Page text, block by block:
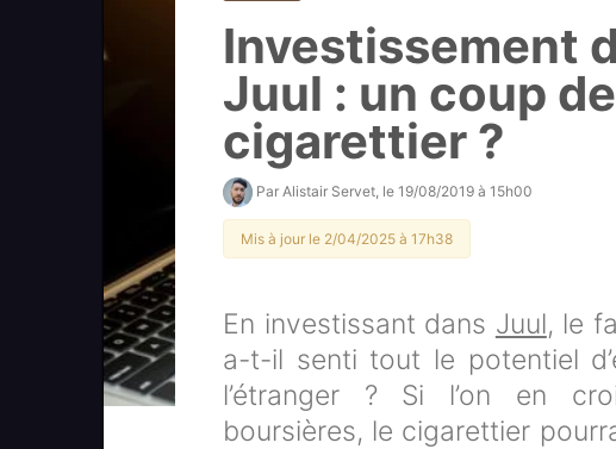
Investissement
Juul : un coup
cigarettier ?
Par Alistair Servet , le 19/08/2019 à 15h00
Mis à jour le 2/04/2025 à 17h38
En investissant dans Juul, le
a-t-il senti tout le potentiel
l’étranger ? Si l’on en
boursières, le cigarettier